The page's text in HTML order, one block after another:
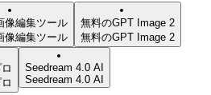
像編集ツール
像編集ツール
無料のGPT Image 2
無料のGPT Image 2
Seedream 4.0 AI
Seedream 4.0 AI